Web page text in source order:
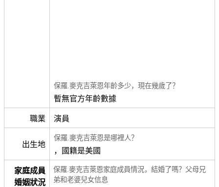
保羅.麥克吉萊恩年齡多少，現在幾歲了？
暫無官方年齡數據
職業 演員
出生地
保羅.麥克吉萊恩是哪裡人？
，國籍是美國
家庭成員
婚姻狀況
保羅.麥克吉萊恩家庭成員情況，結婚了嗎？父母兄
弟和老婆兒女信息